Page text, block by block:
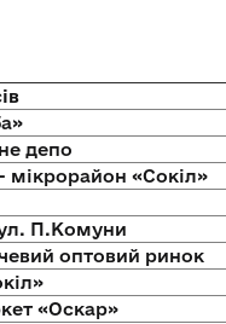
депо
мікрорайон «Сокіл»
П.Комуни
оптовий ринок
«Оскар»